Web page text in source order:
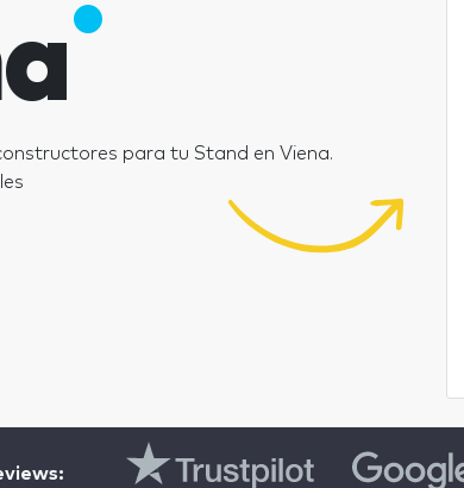
para tu Stand en Viena.